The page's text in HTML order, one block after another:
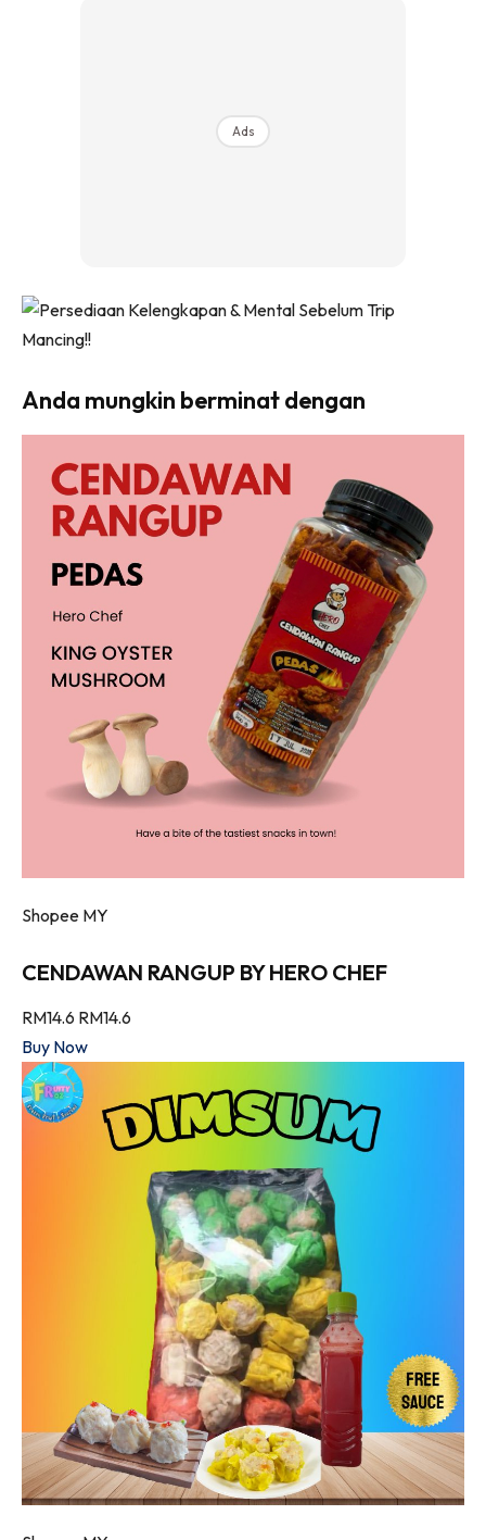
Ads
Anda mungkin berminat dengan
Shopee MY
CENDAWAN RANGUP BY HERO CHEF
RM14.6 RM14.6
Buy Now